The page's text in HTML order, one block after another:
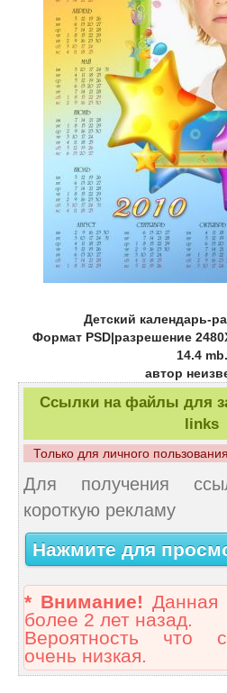
Детский календарь-
Формат PSD|разрешение
14.4 mb.
автор
Ссылки на файлы для
links
Только для личного
Для получения
короткую рекламу
Нажмите для
* Внимание! Данная
более 2 лет назад.
Вероятность что
очень низкая.